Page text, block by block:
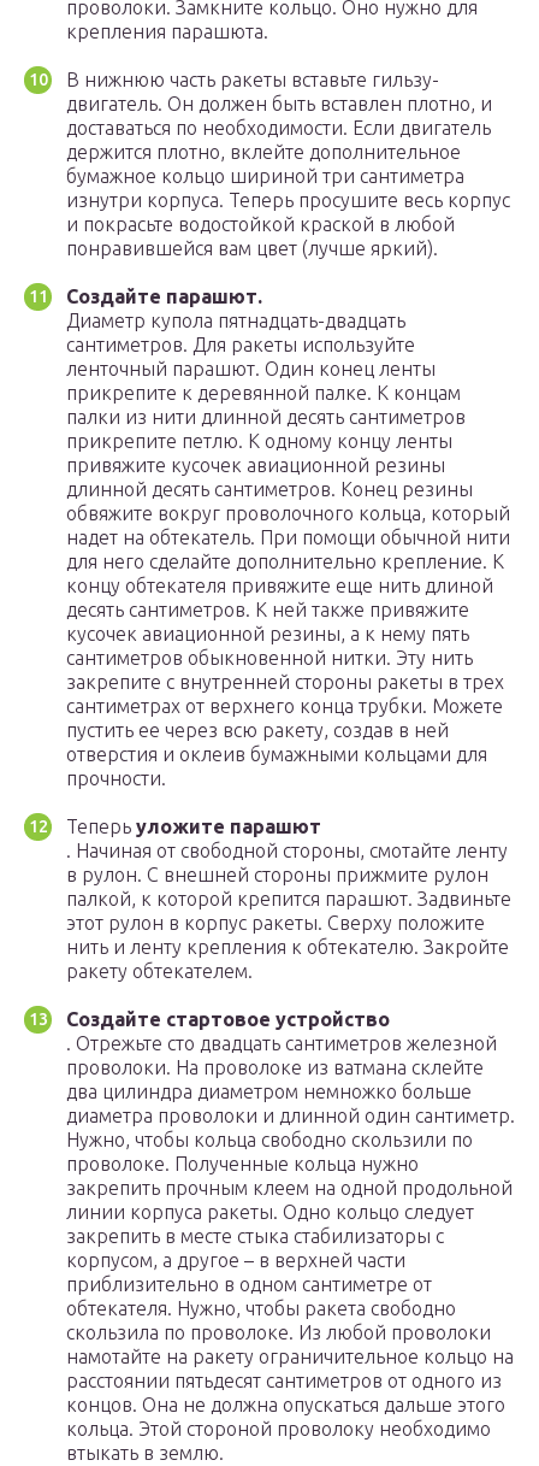
проволоки. Замкните кольцо. Оно нужно для
крепления парашюта.
В нижнюю часть ракеты вставьте гильзу-
двигатель. Он должен быть вставлен плотно, и
доставаться по необходимости. Если двигатель
держится плотно, вклейте дополнительное
бумажное кольцо шириной три сантиметра
изнутри корпуса. Теперь просушите весь корпус
и покрасьте водостойкой краской в любой
понравившейся вам цвет (лучше яркий).
Создайте парашют.
Диаметр купола пятнадцать-двадцать
сантиметров. Для ракеты используйте
ленточный парашют. Один конец ленты
прикрепите к деревянной палке. К концам
палки из нити длинной десять сантиметров
прикрепите петлю. К одному концу ленты
привяжите кусочек авиационной резины
длинной десять сантиметров. Конец резины
обвяжите вокруг проволочного кольца, который
надет на обтекатель. При помощи обычной нити
для него сделайте дополнительно крепление. К
концу обтекателя привяжите еще нить длиной
десять сантиметров. К ней также привяжите
кусочек авиационной резины, а к нему пять
сантиметров обыкновенной нитки. Эту нить
закрепите с внутренней стороны ракеты в трех
сантиметрах от верхнего конца трубки. Можете
пустить ее через всю ракету, создав в ней
отверстия и оклеив бумажными кольцами для
прочности.
Теперь уложите парашют
. Начиная от свободной стороны, смотайте ленту
в рулон. С внешней стороны прижмите рулон
палкой, к которой крепится парашют. Задвиньте
этот рулон в корпус ракеты. Сверху положите
нить и ленту крепления к обтекателю. Закройте
ракету обтекателем.
Создайте стартовое устройство
. Отрежьте сто двадцать сантиметров железной
проволоки. На проволоке из ватмана склейте
два цилиндра диаметром немножко больше
диаметра проволоки и длинной один сантиметр.
Нужно, чтобы кольца свободно скользили по
проволоке. Полученные кольца нужно
закрепить прочным клеем на одной продольной
линии корпуса ракеты. Одно кольцо следует
закрепить в месте стыка стабилизаторы с
корпусом, а другое – в верхней части
приблизительно в одном сантиметре от
обтекателя. Нужно, чтобы ракета свободно
скользила по проволоке. Из любой проволоки
намотайте на ракету ограничительное кольцо на
расстоянии пятьдесят сантиметров от одного из
концов. Она не должна опускаться дальше этого
кольца. Этой стороной проволоку необходимо
втыкать в землю.